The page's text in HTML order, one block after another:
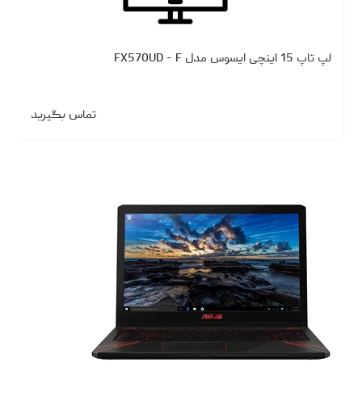
لپ تاپ 15 اینچی ایسوس مدل FX570UD - F
تماس بگیرید